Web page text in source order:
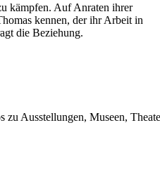
kämpfen. Auf Anraten ihrer
kennen, der ihr Arbeit in
die Beziehung.
Ausstellungen, Museen,